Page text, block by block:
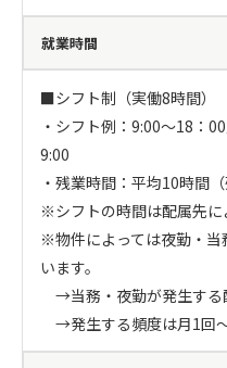
就業時間
■シフト制（実働8時間）
・シフト例：9:00～18：
9:00
・残業時間：平均10時間
※シフトの時間は配属先に
※物件によっては夜勤・
います。
→当務・夜勤が発生する
→発生する頻度は月1回